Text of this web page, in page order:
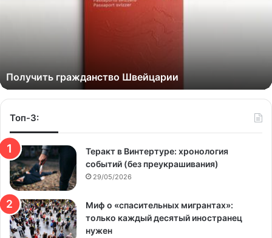
Получить гражданство Швейцарии
Топ-3:
Теракт в Винтертуре: хронология
событий (без преукрашивания)
29/05/2026
Миф о «спасительных мигрантах»:
только каждый десятый иностранец
нужен